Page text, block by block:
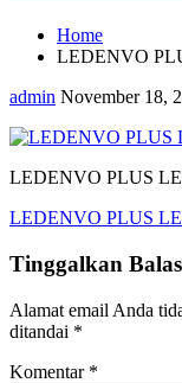
Home
LEDENVO
admin November 18,
LEDENVO PLUS
Navigasi
pos
LEDENVO PLUS
Tinggalkan
Alamat email Anda
ditandai *
Komentar *